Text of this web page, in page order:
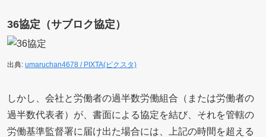
36協定（サブロク協定）
出典: umaruchan4678 / PIXTA(ピクスタ)
しかし、会社と労働者の過半数労働組合（または労働者の
過半数代表者）が、書面による協定を結び、それを管轄の
労働基準監督署に届け出た場合には、上記の時間を超える